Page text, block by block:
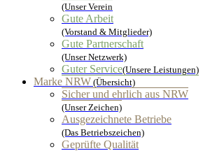
(Unser Verein
Gute Arbeit
(Vorstand & Mitglieder)
Gute Partnerschaft
(Unser Netzwerk)
Guter Service(Unsere Leistungen)
Marke NRW (Übersicht)
Sicher und ehrlich aus NRW
(Unser Zeichen)
Ausgezeichnete Betriebe
(Das Betriebszeichen)
Geprüfte Qualität